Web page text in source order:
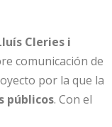
Cleries i
comunicación de
por la que la
públicos. Con el